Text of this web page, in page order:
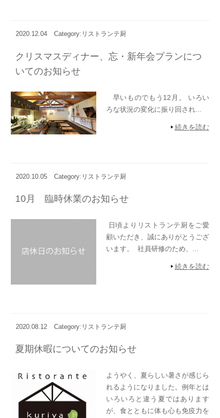
2020.12.04 Category:リストランテ厨
クリスマスディナー、忘・新年会プランにつ
いてのお知らせ
早いものでもう12月。 いろい
ろな状況の変化に振り回され...
続きを読む
2020.10.05 Category:リストランテ厨
10月 臨時休業のお知らせ
日頃よりリストランテ厨をご愛
顧いただき、誠にありがとうござ
います。 社員研修のため、...
続きを読む
2020.08.12 Category:リストランテ厨
夏期休暇についてのお知らせ
ようやく、夏らしい暑さが感じら
れるようになりました。例年とは
いろいろと違う夏ではあります
が、食とともに体も心も免疫力を